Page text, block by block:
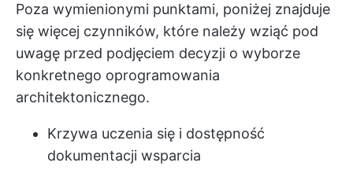
Poza wymienionymi punktami, poniżej znajduje
się więcej czynników, które należy wziąć pod
uwagę przed podjęciem decyzji o wyborze
konkretnego oprogramowania
architektonicznego.
Krzywa uczenia się i dostępność
dokumentacji wsparcia